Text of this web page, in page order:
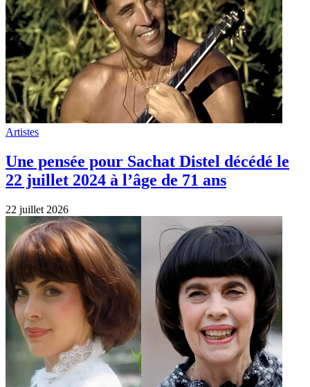
Artistes
Une pensée pour Sachat Distel décédé le
22 juillet 2024 à l’âge de 71 ans
22 juillet 2026